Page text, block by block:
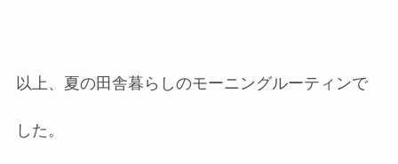
以上、夏の田舎暮らしのモーニングルーティンで
した。